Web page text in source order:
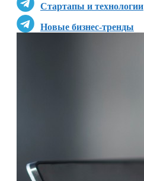
Стартапы и технологии
Новые бизнес-тренды